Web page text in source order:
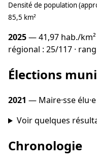
Densité de population
85,5 km²
2025— 41,97 hab./km²
régional : 25/117 ·
Élections
2021 — Maire·sse élu·e
Voir quelques
Chronologie